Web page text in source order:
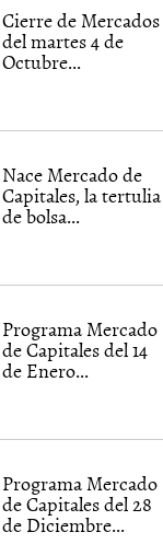
Cierre de Mercados
del martes 4 de
Octubre...
Nace Mercado de
Capitales, la tertulia
de bolsa...
Programa Mercado
de Capitales del 14
de Enero...
Programa Mercado
de Capitales del 28
de Diciembre...